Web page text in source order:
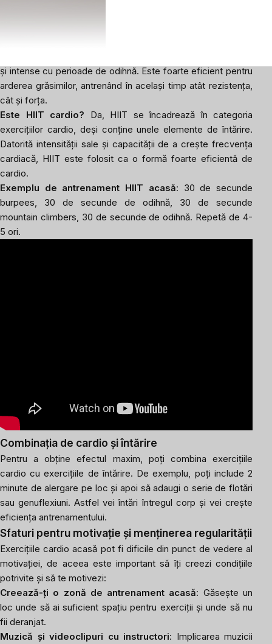
și intense cu perioade de odihnă. Este foarte eficient pentru
arderea grăsimilor, antrenând în același timp atât rezistența,
cât și forța.
Este HIIT cardio? Da, HIIT se încadrează în categoria
exercițiilor cardio, deși conține unele elemente de întărire.
Datorită intensității sale și capacității de a crește frecvența
cardiacă, HIIT este folosit ca o formă foarte eficientă de
cardio.
Exemplu de antrenament HIIT acasă: 30 de secunde
burpees, 30 de secunde de odihnă, 30 de secunde
mountain climbers, 30 de secunde de odihnă. Repetă de 4-
5 ori.
Combinația de cardio și întărire
Pentru a obține efectul maxim, poți combina exercițiile
cardio cu exercițiile de întărire. De exemplu, poți include 2
minute de alergare pe loc și apoi să adaugi o serie de flotări
sau genuflexiuni. Astfel vei întări întregul corp și vei crește
eficiența antrenamentului.
Sfaturi pentru motivație și menținerea regularității
Exercițiile cardio acasă pot fi dificile din punct de vedere al
motivației, de aceea este important să îți creezi condițiile
potrivite și să te motivezi:
Creează-ți o zonă de antrenament acasă: Găsește un
loc unde să ai suficient spațiu pentru exerciții și unde să nu
fii deranjat.
Muzică și videoclipuri cu instructori: Implicarea muzicii